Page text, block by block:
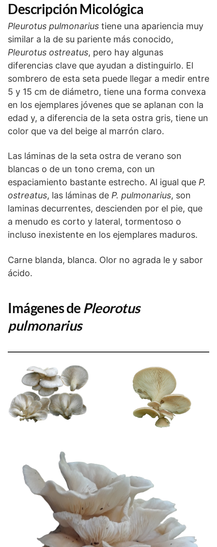
Descripción Micológica
Pleurotus pulmonarius tiene una apariencia muy
similar a la de su pariente más conocido,
Pleurotus ostreatus, pero hay algunas
diferencias clave que ayudan a distinguirlo. El
sombrero de esta seta puede llegar a medir entre
5 y 15 cm de diámetro, tiene una forma convexa
en los ejemplares jóvenes que se aplanan con la
edad y, a diferencia de la seta ostra gris, tiene un
color que va del beige al marrón claro.
Las láminas de la seta ostra de verano son
blancas o de un tono crema, con un
espaciamiento bastante estrecho. Al igual que P.
ostreatus, las láminas de P. pulmonarius, son
laminas decurrentes, descienden por el pie, que
a menudo es corto y lateral, tormentoso o
incluso inexistente en los ejemplares maduros.
Carne blanda, blanca. Olor no agrada le y sabor
ácido.
Imágenes de Pleorotus
pulmonarius